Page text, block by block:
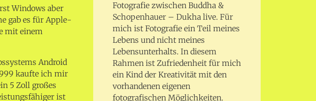
Windows aber
gab es für Apple-
mit einem
Android
kaufte ich mir
5 Zoll großes
ist
Fotografie zwischen Buddha &
Schopenhauer – Dukha live. Für
mich ist Fotografie ein Teil meines
Lebens und nicht meines
Lebensunterhalts. In diesem
Rahmen ist Zufriedenheit für mich
ein Kind der Kreativität mit den
vorhandenen eigenen
fotografischen Möglichkeiten.